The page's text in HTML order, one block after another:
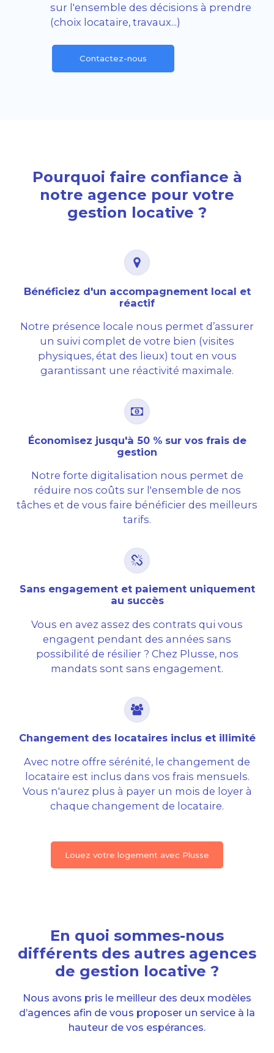
sur l'ensemble des décisions à prendre
(choix locataire, travaux...)
Contactez-nous
Pourquoi faire confiance à
notre agence pour votre
gestion locative ?
Bénéficiez d'un accompagnement local et
réactif
Notre présence locale nous permet d’assurer
un suivi complet de votre bien (visites
physiques, état des lieux) tout en vous
garantissant une réactivité maximale.
Économisez jusqu'à 50 % sur vos frais de
gestion
Notre forte digitalisation nous permet de
réduire nos coûts sur l'ensemble de nos
tâches et de vous faire bénéficier des meilleurs
tarifs.
Sans engagement et paiement uniquement
au succès
Vous en avez assez des contrats qui vous
engagent pendant des années sans
possibilité de résilier ? Chez Plusse, nos
mandats sont sans engagement.
Changement des locataires inclus et illimité
Avec notre offre sérénité, le changement de
locataire est inclus dans vos frais mensuels.
Vous n'aurez plus à payer un mois de loyer à
chaque changement de locataire.
Louez votre logement avec Plusse
En quoi sommes-nous
différents des autres agences
de gestion locative ?
Nous avons pris le meilleur des deux modèles
d’agences afin de vous proposer un service à la
hauteur de vos espérances.